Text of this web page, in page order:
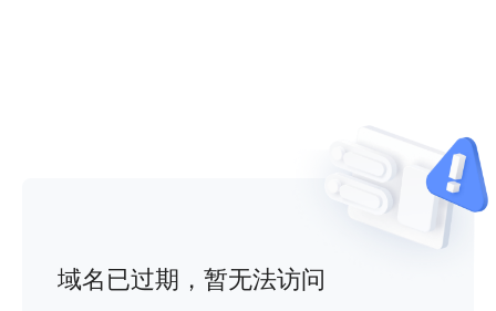
域名已过期，暂无法访问